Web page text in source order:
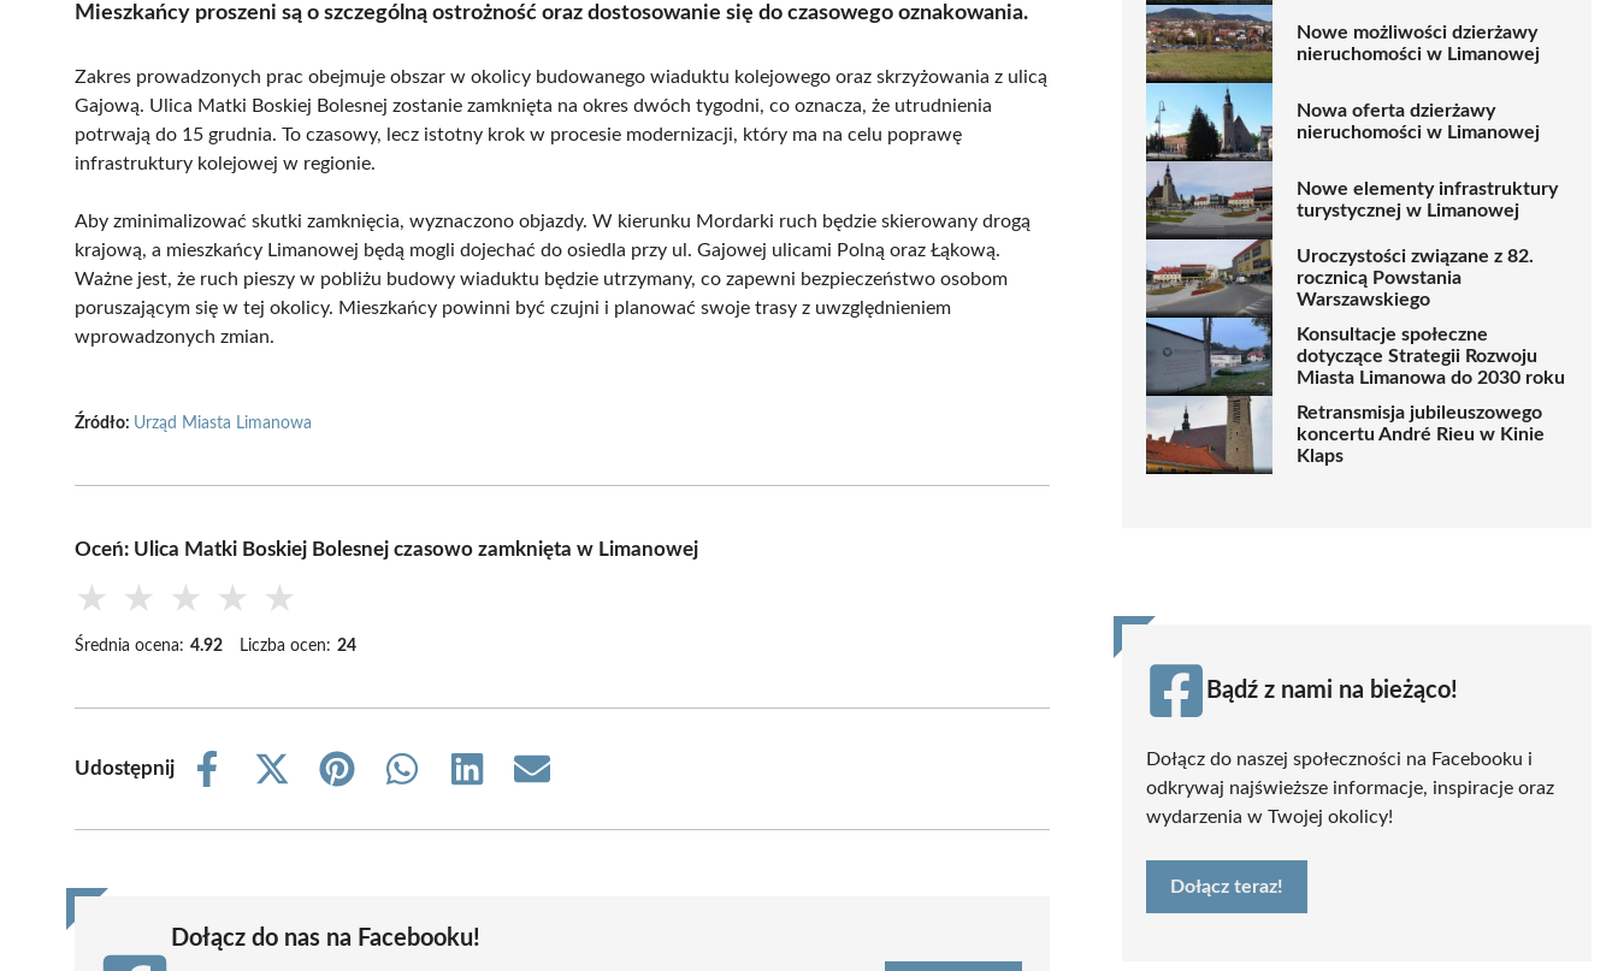
Mieszkańcy proszeni są o szczególną ostrożność oraz dostosowanie się do czasowego oznakowania.
Zakres prowadzonych prac obejmuje obszar w okolicy budowanego wiaduktu kolejowego oraz skrzyżowania z ulicą
Gajową. Ulica Matki Boskiej Bolesnej zostanie zamknięta na okres dwóch tygodni, co oznacza, że utrudnienia
potrwają do 15 grudnia. To czasowy, lecz istotny krok w procesie modernizacji, który ma na celu poprawę
infrastruktury kolejowej w regionie.
Aby zminimalizować skutki zamknięcia, wyznaczono objazdy. W kierunku Mordarki ruch będzie skierowany drogą
krajową, a mieszkańcy Limanowej będą mogli dojechać do osiedla przy ul. Gajowej ulicami Polną oraz Łąkową.
Ważne jest, że ruch pieszy w pobliżu budowy wiaduktu będzie utrzymany, co zapewni bezpieczeństwo osobom
poruszającym się w tej okolicy. Mieszkańcy powinni być czujni i planować swoje trasy z uwzględnieniem
wprowadzonych zmian.
Źródło: Urząd Miasta Limanowa
Oceń: Ulica Matki Boskiej Bolesnej czasowo zamknięta w Limanowej
★ ★ ★ ★ ★
Średnia ocena: 4.92 Liczba ocen: 24
Udostępnij
Share
Share
(Twitter)
Share
Share
Share
Share
Dołącz do nas na Facebooku!
Nowe możliwości dzierżawy
nieruchomości w Limanowej
Nowa oferta dzierżawy
nieruchomości w Limanowej
Nowe elementy infrastruktury
turystycznej w Limanowej
Uroczystości związane z 82.
rocznicą Powstania
Warszawskiego
Konsultacje społeczne
dotyczące Strategii Rozwoju
Miasta Limanowa do 2030 roku
Retransmisja jubileuszowego
koncertu André Rieu w Kinie
Klaps
Bądź z nami na bieżąco!
Dołącz do naszej społeczności na Facebooku i
odkrywaj najświeższe informacje, inspiracje oraz
wydarzenia w Twojej okolicy!
Dołącz teraz!